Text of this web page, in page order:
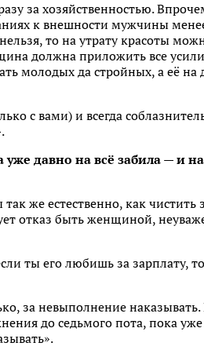
за хозяйственностью.
к внешности мужчины
то на утрату красоты
должна приложить все
молодых да стройных, а её
с вами) и всегда
давно на всё забила — и
же естественно, как
отказ быть женщиной,
ты его любишь за зарплату,
за невыполнение
до седьмого пота, пока